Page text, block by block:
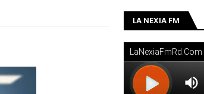
LA NEXIA FM